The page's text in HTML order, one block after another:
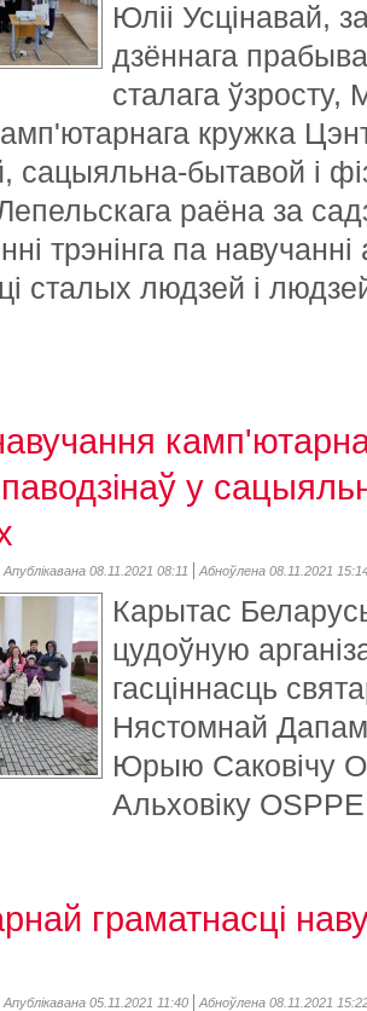
Юліі Усцінавай,
дзённага
сталага ўзросту,
кружка
сацыяльна-бытавой і
раёна за
трэнінга па
сталых людзей і
у
Апублікавана 08.11.2021 08:11 Абноўлена 08.11.2021
Карытас
цудоўную
гасціннасць
Нястомнай
Юрыю Саковічу
Альховіку
граматнасці
Апублікавана 05.11.2021 11:40 Абноўлена 08.11.2021